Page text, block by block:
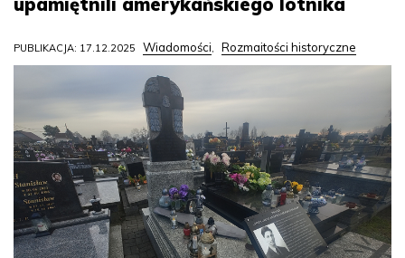
PUBLIKACJA: 17.12.2025 Wiadomości, Rozmaitości historyczne